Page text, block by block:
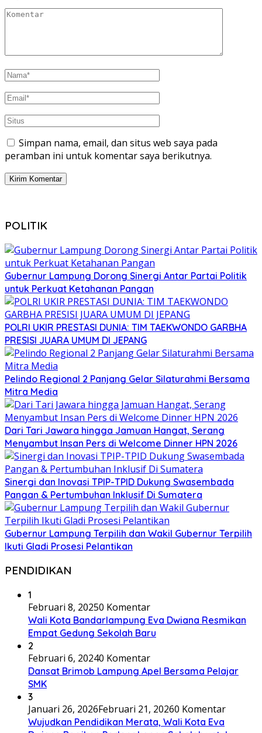
Simpan nama, email, dan situs web saya pada
peramban ini untuk komentar saya berikutnya.
POLITIK
Gubernur Lampung Dorong Sinergi Antar Partai Politik
untuk Perkuat Ketahanan Pangan
POLRI UKIR PRESTASI DUNIA: TIM TAEKWONDO GARBHA
PRESISI JUARA UMUM DI JEPANG
Pelindo Regional 2 Panjang Gelar Silaturahmi Bersama
Mitra Media
Dari Tari Jawara hingga Jamuan Hangat, Serang
Menyambut Insan Pers di Welcome Dinner HPN 2026
Sinergi dan Inovasi TPIP-TPID Dukung Swasembada
Pangan & Pertumbuhan Inklusif Di Sumatera
Gubernur Lampung Terpilih dan Wakil Gubernur Terpilih
Ikuti Gladi Prosesi Pelantikan
PENDIDIKAN
1
Februari 8, 20250 Komentar
Wali Kota Bandarlampung Eva Dwiana Resmikan
Empat Gedung Sekolah Baru
2
Februari 6, 20240 Komentar
Dansat Brimob Lampung Apel Bersama Pelajar
SMK
3
Januari 26, 2026Februari 21, 20260 Komentar
Wujudkan Pendidikan Merata, Wali Kota Eva